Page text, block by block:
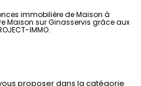
LOCATIVE
Nous
immobilière de Maison à
Maison sur Ginasservis grâce aux
IMMO.
proposer dans la catégorie